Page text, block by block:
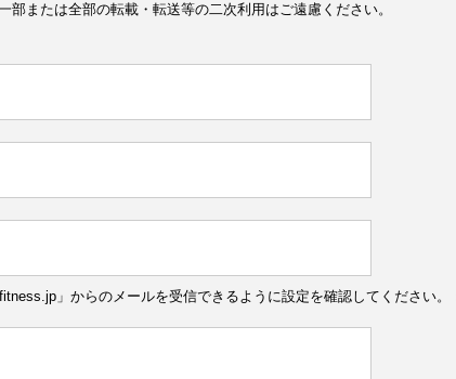
部または全部の転載・転送等の二次利用はご遠慮ください。
」からのメールを受信できるように設定を確認してください。